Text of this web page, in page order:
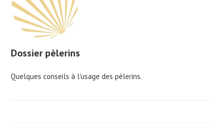
Dossier pèlerins
Quelques conseils à l'usage des pèlerins.